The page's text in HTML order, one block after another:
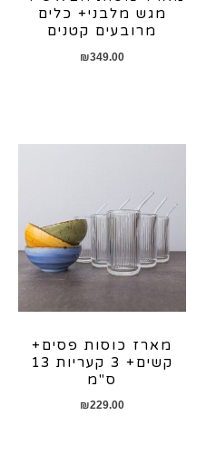
מגש מלבני+ כלים
מרובעים קטנים
₪349.00
מארז כוסות פסים+
קשים+ 3 קעריות 13
ס"מ
₪229.00